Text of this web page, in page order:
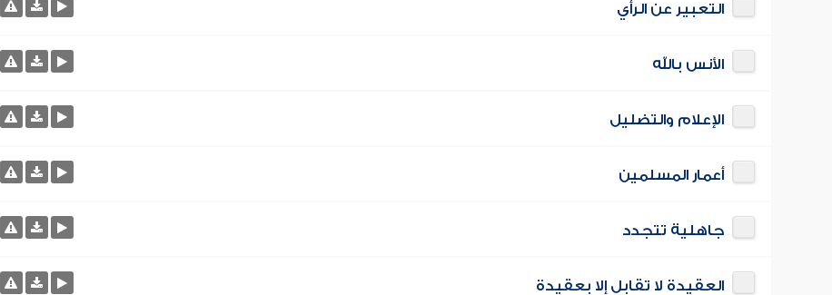
التعبير عن الرأي
الأنس بالله
الإعلام والتضليل
أعمار المسلمين
جاهلية تتجدد
العقيدة لا تقابل إلا بعقيدة